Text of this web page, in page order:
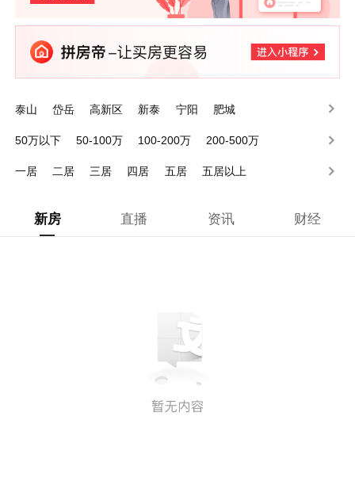
泰山 岱岳 高新区 新泰 宁阳 肥城
50万以下 50-100万 100-200万
200-500万
一居
二居 三居 四居 五居 五居以上
新房 直播 资讯 财经